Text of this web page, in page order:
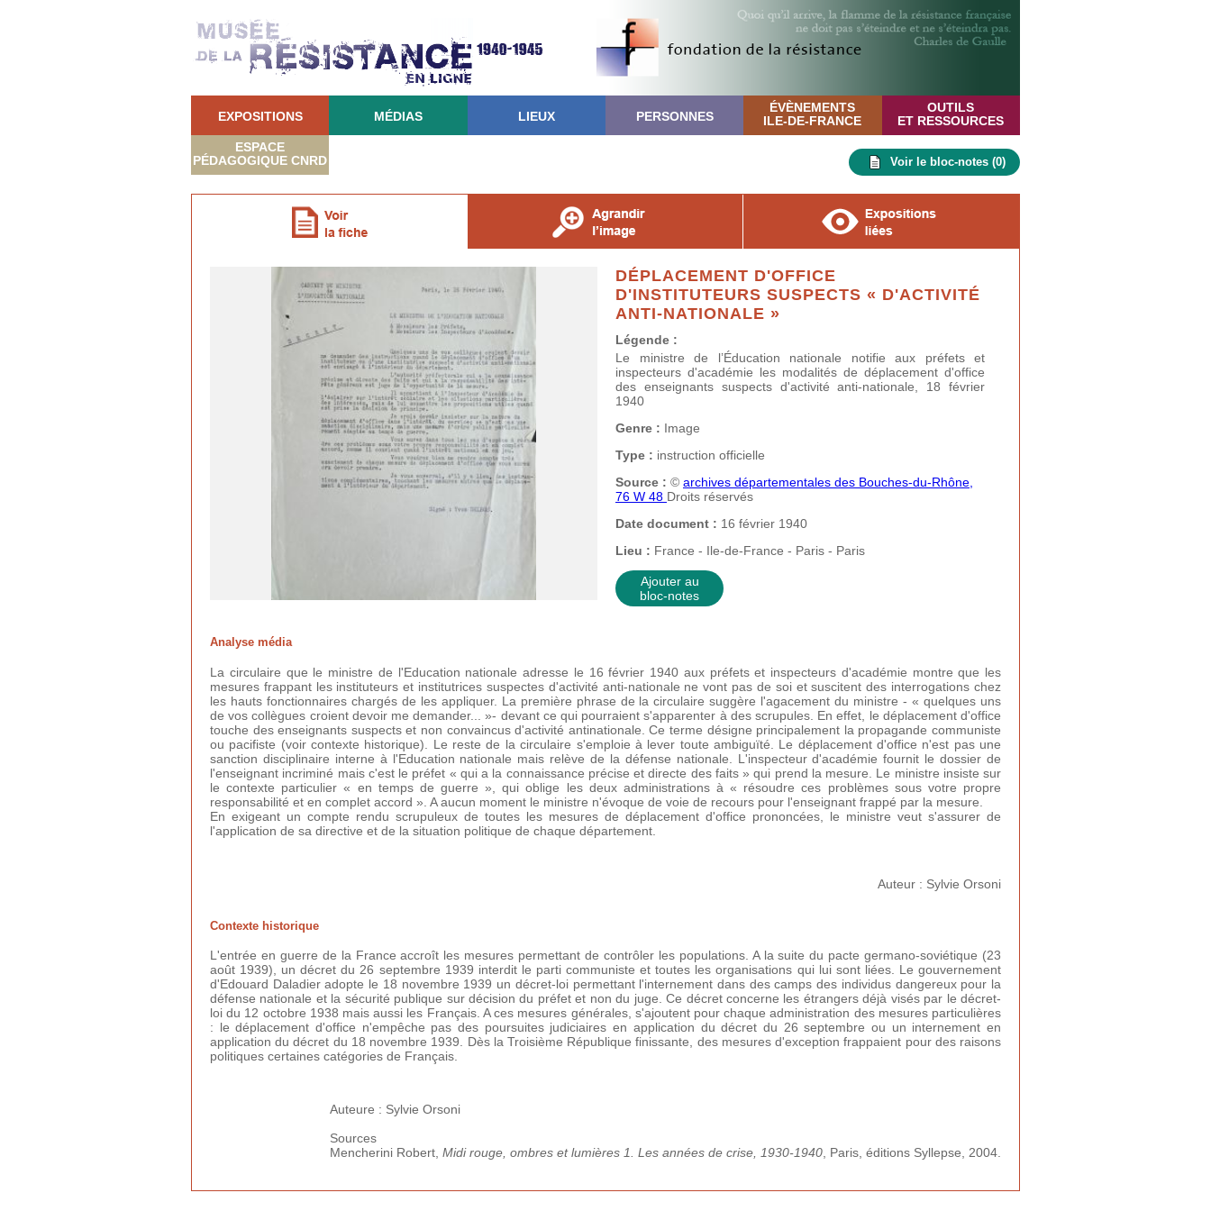
EXPOSITIONS MÉDIAS LIEUX PERSONNES
ÉVÈNEMENTS
ILE-DE-FRANCE
OUTILS
ET RESSOURCES
ESPACE
PÉDAGOGIQUE CNRD Voir le bloc-notes (0)
DÉPLACEMENT D'OFFICE
D'INSTITUTEURS SUSPECTS « D'ACTIVITÉ
ANTI-NATIONALE »
Légende :
Le ministre de l’Éducation nationale notifie aux préfets et
inspecteurs d'académie les modalités de déplacement d'office
des enseignants suspects d'activité anti-nationale, 18 février
1940
Genre : Image
Type : instruction officielle
Source : © archives départementales des Bouches-du-Rhône,
76 W 48 Droits réservés
Date document : 16 février 1940
Lieu : France - Ile-de-France - Paris - Paris
Ajouter au
bloc-notes
Analyse média
La circulaire que le ministre de l'Education nationale adresse le 16 février 1940 aux préfets et inspecteurs d'académie montre que les
mesures frappant les instituteurs et institutrices suspectes d'activité anti-nationale ne vont pas de soi et suscitent des interrogations chez
les hauts fonctionnaires chargés de les appliquer. La première phrase de la circulaire suggère l'agacement du ministre - « quelques uns
de vos collègues croient devoir me demander... »- devant ce qui pourraient s'apparenter à des scrupules. En effet, le déplacement d'office
touche des enseignants suspects et non convaincus d'activité antinationale. Ce terme désigne principalement la propagande communiste
ou pacifiste (voir contexte historique). Le reste de la circulaire s'emploie à lever toute ambiguïté. Le déplacement d'office n'est pas une
sanction disciplinaire interne à l'Education nationale mais relève de la défense nationale. L'inspecteur d'académie fournit le dossier de
l'enseignant incriminé mais c'est le préfet « qui a la connaissance précise et directe des faits » qui prend la mesure. Le ministre insiste sur
le contexte particulier « en temps de guerre », qui oblige les deux administrations à « résoudre ces problèmes sous votre propre
responsabilité et en complet accord ». A aucun moment le ministre n'évoque de voie de recours pour l'enseignant frappé par la mesure.
En exigeant un compte rendu scrupuleux de toutes les mesures de déplacement d'office prononcées, le ministre veut s'assurer de
l'application de sa directive et de la situation politique de chaque département.
Auteur : Sylvie Orsoni
Contexte historique
L'entrée en guerre de la France accroît les mesures permettant de contrôler les populations. A la suite du pacte germano-soviétique (23
août 1939), un décret du 26 septembre 1939 interdit le parti communiste et toutes les organisations qui lui sont liées. Le gouvernement
d'Edouard Daladier adopte le 18 novembre 1939 un décret-loi permettant l'internement dans des camps des individus dangereux pour la
défense nationale et la sécurité publique sur décision du préfet et non du juge. Ce décret concerne les étrangers déjà visés par le décret-
loi du 12 octobre 1938 mais aussi les Français. A ces mesures générales, s'ajoutent pour chaque administration des mesures particulières
: le déplacement d'office n'empêche pas des poursuites judiciaires en application du décret du 26 septembre ou un internement en
application du décret du 18 novembre 1939. Dès la Troisième République finissante, des mesures d'exception frappaient pour des raisons
politiques certaines catégories de Français.
Auteure : Sylvie Orsoni
Sources
Mencherini Robert, Midi rouge, ombres et lumières 1. Les années de crise, 1930-1940 , Paris, éditions Syllepse, 2004.